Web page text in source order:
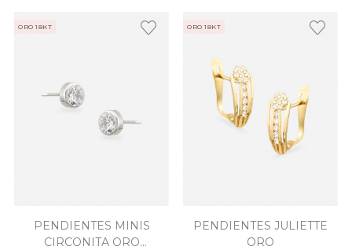
ORO 18KT
PENDIENTES MINIS
CIRCONITA ORO
ORO 18KT
PENDIENTES JULIETTE
ORO